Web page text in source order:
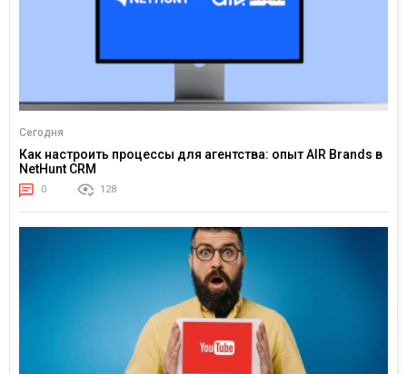
Сегодня
Как настроить процессы для агентства: опыт AIR Brands в
NetHunt CRM
0 128